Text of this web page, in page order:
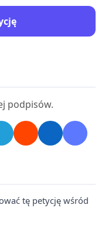
z tymi
są na działania
i deptania
została
przeglądu
oraz
które
prowadzą do
podpisów.
tę petycję wśród